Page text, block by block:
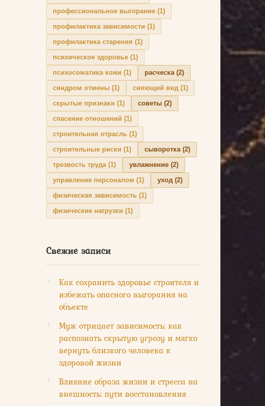
профессиональное выгорание (1)
профилактика зависимости (1)
профилактика старения (1)
психическое здоровье (1)
психосоматика кожи (1) расческа(2)
синдром отмены (1) сияющий вид (1)
скрытые признаки (1) советы (2)
спасение отношений (1)
строительная отрасль (1)
строительные риски (1) сыворотка(2)
трезвость труда(1) увлажнение (2)
управление персоналом (1) уход (2)
физическая зависимость (1)
физические нагрузки (1)
Свежие записи
Как сохранить здоровье строителя и
избежать опасного выгорания на
объекте
Муж отрицает зависимость: как
распознать скрытую угрозу и мягко
вернуть близкого человека к
здоровой жизни
Влияние образа жизни и стресса на
внешность: пути восстановления